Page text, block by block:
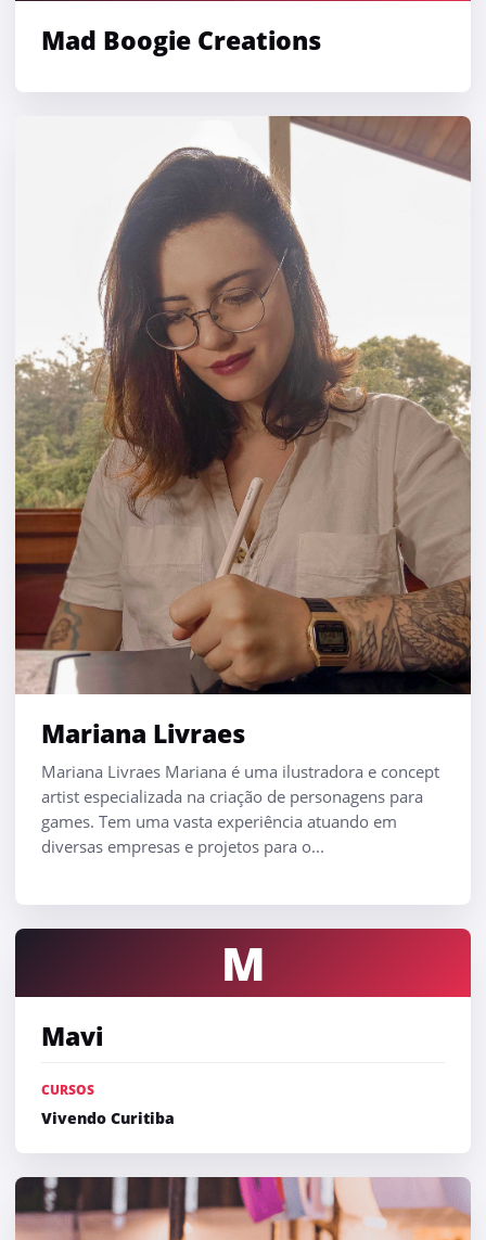
Mad Boogie Creations
Mariana Livraes
Mariana Livraes Mariana é uma ilustradora e concept
artist especializada na criação de personagens para
games. Tem uma vasta experiência atuando em
diversas empresas e projetos para o...
M
Mavi
CURSOS
Vivendo Curitiba